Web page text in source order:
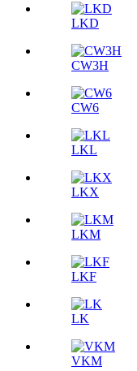
LKD
CW3H
CW6
LKL
LKX
LKM
LKF
LK
VKM